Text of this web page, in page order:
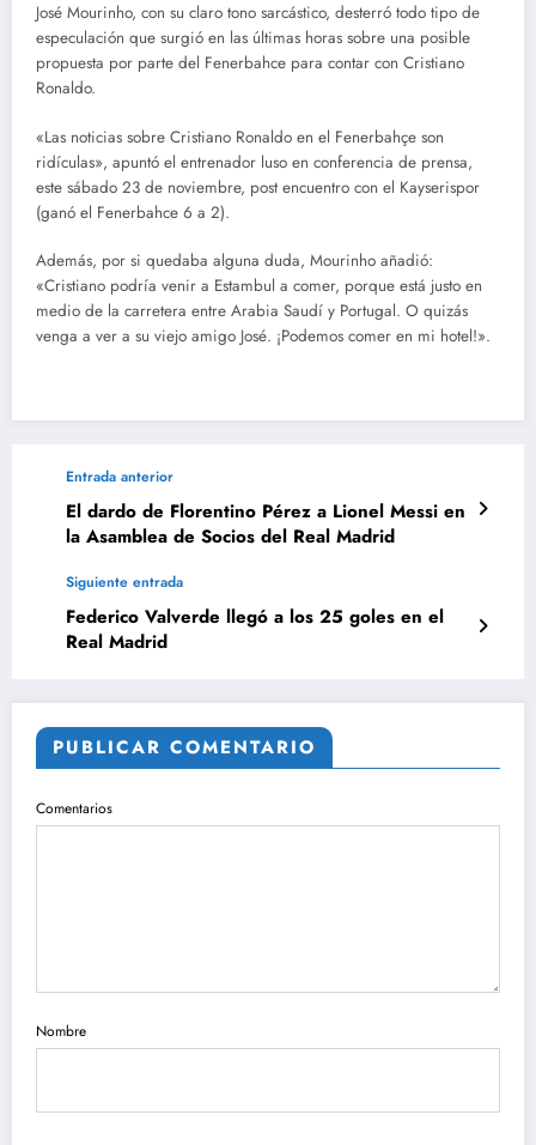
José Mourinho, con su claro tono sarcástico, desterró todo tipo de
especulación que surgió en las últimas horas sobre una posible
propuesta por parte del Fenerbahce para contar con Cristiano
Ronaldo.
«Las noticias sobre Cristiano Ronaldo en el Fenerbahçe son
ridículas», apuntó el entrenador luso en conferencia de prensa,
este sábado 23 de noviembre, post encuentro con el Kayserispor
(ganó el Fenerbahce 6 a 2).
Además, por si quedaba alguna duda, Mourinho añadió:
«Cristiano podría venir a Estambul a comer, porque está justo en
medio de la carretera entre Arabia Saudí y Portugal. O quizás
venga a ver a su viejo amigo José. ¡Podemos comer en mi hotel!».
Entrada anterior
El dardo de Florentino Pérez a Lionel Messi en
la Asamblea de Socios del Real Madrid
Siguiente entrada
Federico Valverde llegó a los 25 goles en el
Real Madrid
PUBLICAR COMENTARIO
Comentarios
Nombre